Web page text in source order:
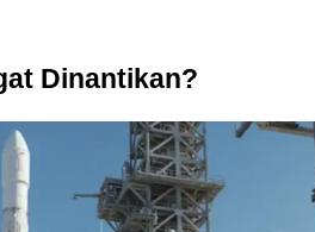
Dinantikan?